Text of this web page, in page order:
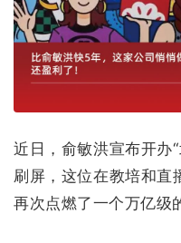
近日，俞敏洪宣布开办
刷屏，这位在教培和直
再次点燃了一个万亿